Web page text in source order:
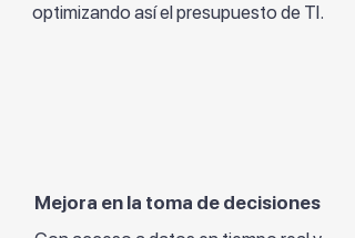
optimizando así el presupuesto de TI.
Mejora en la toma de decisiones